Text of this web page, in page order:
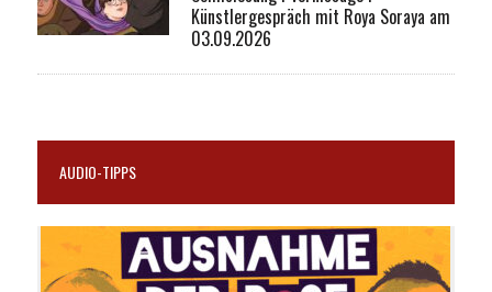
Künstlergespräch mit Roya Soraya am
03.09.2026
AUDIO-TIPPS